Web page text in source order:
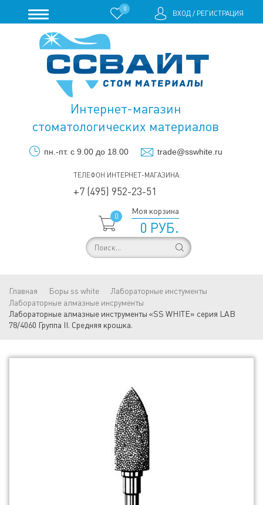
0
ВХОД/ РЕГИСТРАЦИЯ
Интернет-магазин
стоматологических материалов
пн.-пт. с 9.00 до 18.00 trade@sswhite.ru
ТЕЛЕФОН ИНТЕРНЕТ-МАГАЗИНА:
+7 (495) 952-23-51
0
Моя корзина
0 РУБ.
Главная Боры ss white
Лабораторные инстументы
Лабораторные алмазные инсрументы
Лабораторные алмазные инструменты «SS WHITE» серия LAB
78/4060 Группа II. Средняя крошка.